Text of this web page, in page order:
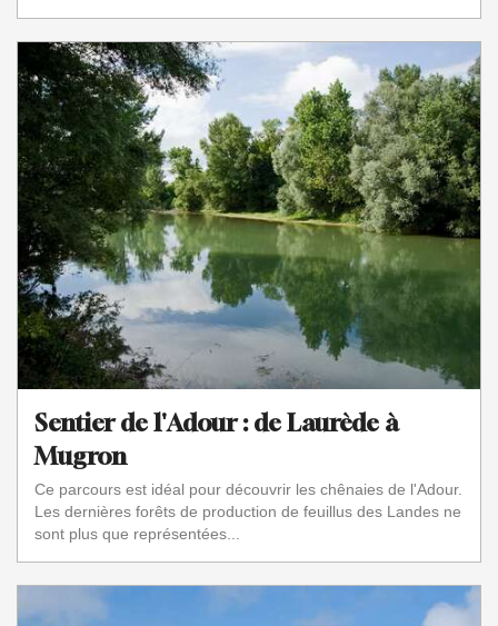
Sentier de l'Adour : de Laurède à
Mugron
Ce parcours est idéal pour découvrir les chênaies de l'Adour.
Les dernières forêts de production de feuillus des Landes ne
sont plus que représentées...